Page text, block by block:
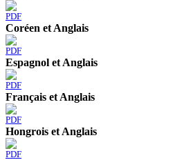
PDF
Coréen et Anglais
PDF
Espagnol et Anglais
PDF
Français et Anglais
PDF
Hongrois et Anglais
PDF